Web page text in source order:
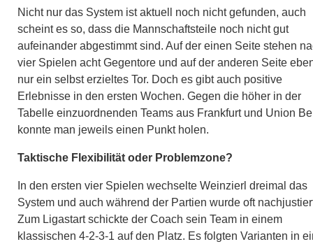
Nicht nur das System ist aktuell noch nicht gefunden, auch
scheint es so, dass die Mannschaftsteile noch nicht gut
aufeinander abgestimmt sind. Auf der einen Seite stehen
vier Spielen acht Gegentore und auf der anderen Seite
nur ein selbst erzieltes Tor. Doch es gibt auch positive
Erlebnisse in den ersten Wochen. Gegen die höher in der
Tabelle einzuordnenden Teams aus Frankfurt und Union
konnte man jeweils einen Punkt holen.
Taktische Flexibilität oder Problemzone?
In den ersten vier Spielen wechselte Weinzierl dreimal das
System und auch während der Partien wurde oft
Zum Ligastart schickte der Coach sein Team in einem
klassischen 4-2-3-1 auf den Platz. Es folgten Varianten in